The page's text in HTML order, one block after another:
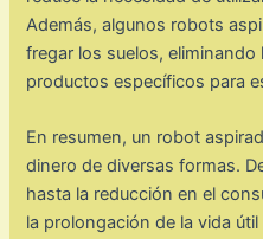
Además, algunos robots
fregar los suelos,
productos específicos para
En resumen, un robot
dinero de diversas formas.
hasta la reducción en el
la prolongación de la vida